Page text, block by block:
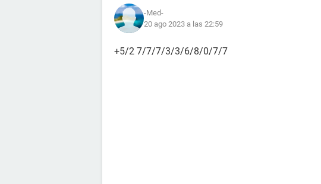
-Med-
20 ago 2023 a las 22:59
+5/2 7/7/7/3/3/6/8/0/7/7